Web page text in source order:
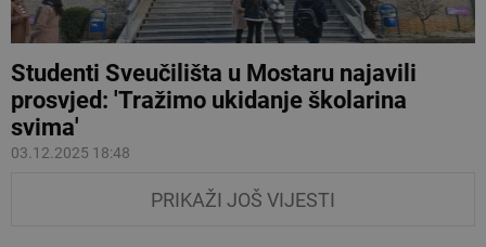
Studenti Sveučilišta u Mostaru najavili
prosvjed: 'Tražimo ukidanje školarina
svima'
03.12.2025 18:48
PRIKAŽI JOŠ VIJESTI